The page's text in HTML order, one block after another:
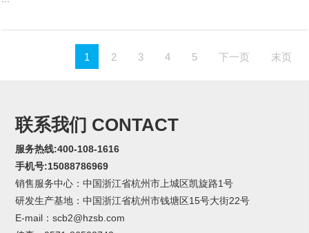
1 2 3 4 5 下一页 末页
联系我们 CONTACT
服务热线:400-108-1616
手机号:15088786969
销售服务中心：中国浙江省杭州市上城区凯旋路1号
研发生产基地：中国浙江省杭州市钱塘区15号大街22号
E-mail：scb2@hzsb.com